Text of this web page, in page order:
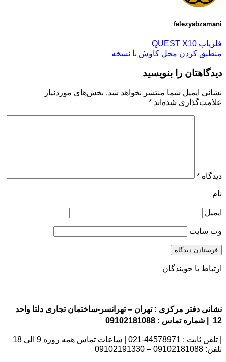
felezyabzamani
فلزیاب QUEST X10
منطبق کردن محل کاوش با نسخه
دیدگاهتان را بنویسید
نشانی ایمیل شما منتشر نخواهد شد. بخش‌های موردنیاز
علامت‌گذاری شده‌اند *
دیدگاه *
نام
ایمیل
وب‌ سایت
ارتباط با جویندگان
نشانی دفتر مرکزی : تهران – تهرانسر-ساختمان تجاری دلتا واحد
12 | شماره تماس : 09102181088
| تلفن ثابت : 44578971-021 | ساعات تماس همه روزه 9 الی 18
تلفن: 09102181088 – 09102191330